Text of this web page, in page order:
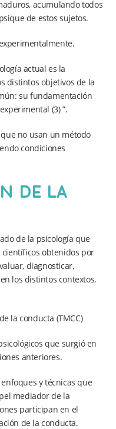
acumulando todos
de estos sujetos.
actual es la
distintos objetivos de la
su fundamentación
(3) ”.
no usan un método
condiciones
DE LA
de la psicología que
obtenidos por
diagnosticar,
los distintos contextos.
la conducta (TMCC)
que surgió en
anteriores.
y técnicas que
mediador de la
participan en el
de la conducta.